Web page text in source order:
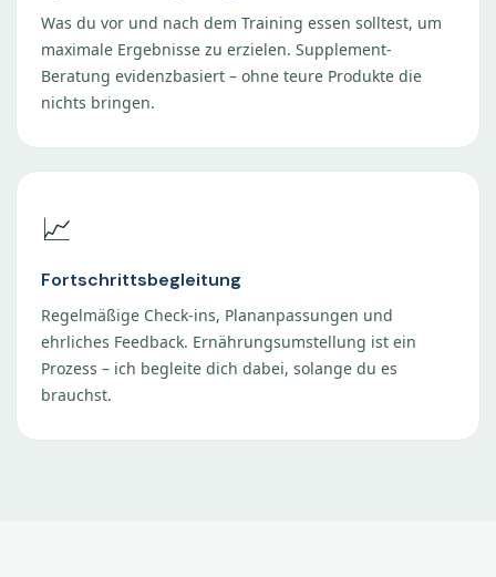
Was du vor und nach dem Training essen solltest, um
maximale Ergebnisse zu erzielen. Supplement-
Beratung evidenzbasiert – ohne teure Produkte die
nichts bringen.
📈
Fortschrittsbegleitung
Regelmäßige Check-ins, Plananpassungen und
ehrliches Feedback. Ernährungsumstellung ist ein
Prozess – ich begleite dich dabei, solange du es
brauchst.